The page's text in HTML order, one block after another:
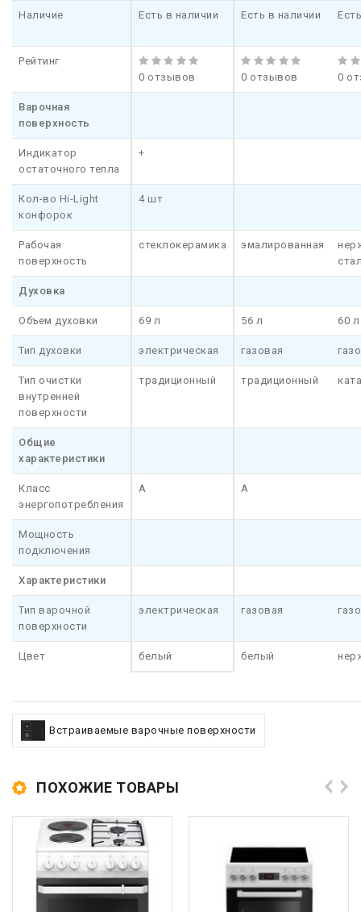
Наличие Есть в наличии Есть в наличии
Рейтинг
0 отзывов
0 отзывов 0
Варочная
поверхность
Индикатор
остаточного тепла
+
Кол-во Hi-Light
конфорок
4 шт
Рабочая
поверхность
стеклокерамика эмалированная
Духовка
Объем духовки 69 л 56 л 60 л
Тип духовки электрическая газовая
Тип очистки
внутренней
поверхности
традиционный традиционный
Общие
характеристики
Класс
энергопотребления
A A
Мощность
подключения
Характеристики
Тип варочной
поверхности
электрическая газовая
Цвет белый белый
Встраиваемые варочные поверхности
ПОХОЖИЕ ТОВАРЫ